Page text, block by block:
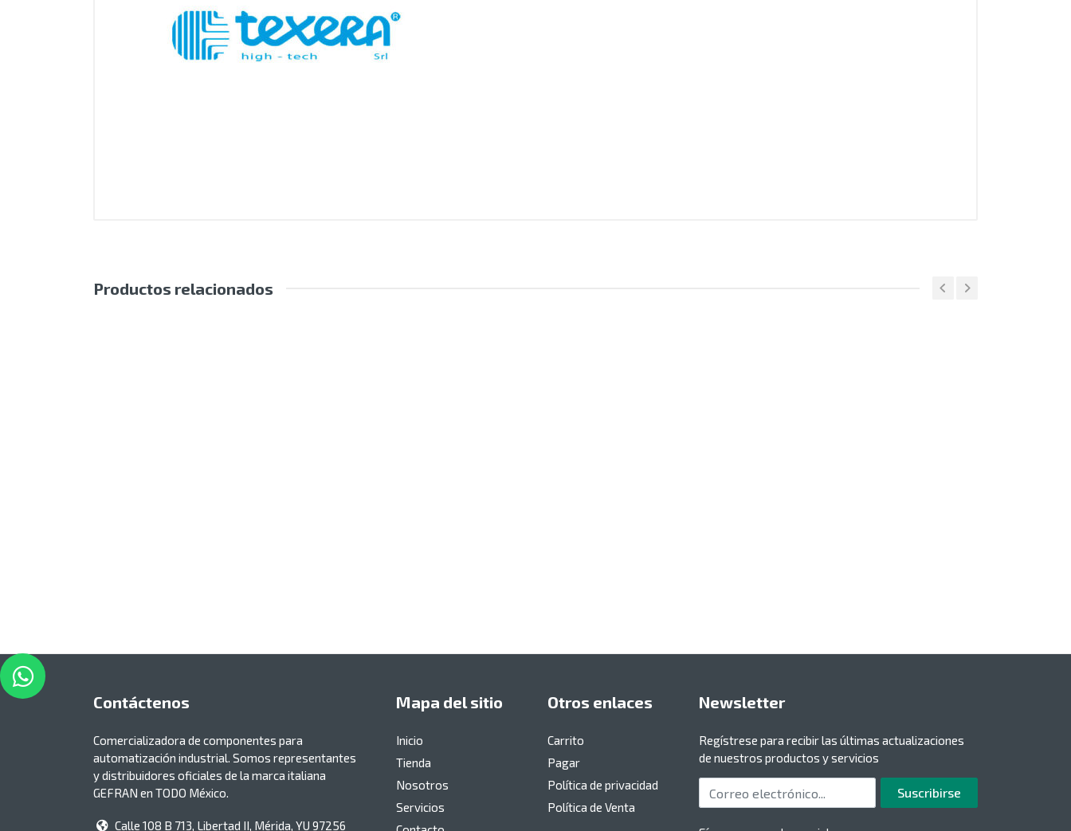
Productos relacionados
Contáctenos
Comercializadora de componentes para
automatización industrial. Somos representantes
y distribuidores oficiales de la marca italiana
GEFRAN en TODO México.
Calle 108 B 713, Libertad II, Mérida, YU 97256
Mapa del sitio
Inicio
Tienda
Nosotros
Servicios
Otros enlaces
Carrito
Pagar
Política de privacidad
Política de Venta
Newsletter
Regístrese para recibir las últimas actualizaciones
de nuestros productos y servicios
Correo electrónico Suscribirse